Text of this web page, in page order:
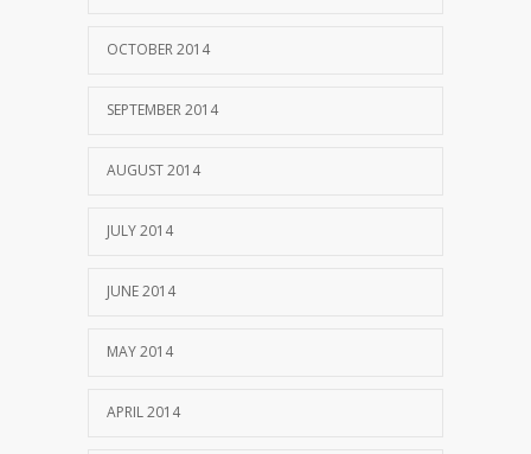
OCTOBER 2014
SEPTEMBER 2014
AUGUST 2014
JULY 2014
JUNE 2014
MAY 2014
APRIL 2014